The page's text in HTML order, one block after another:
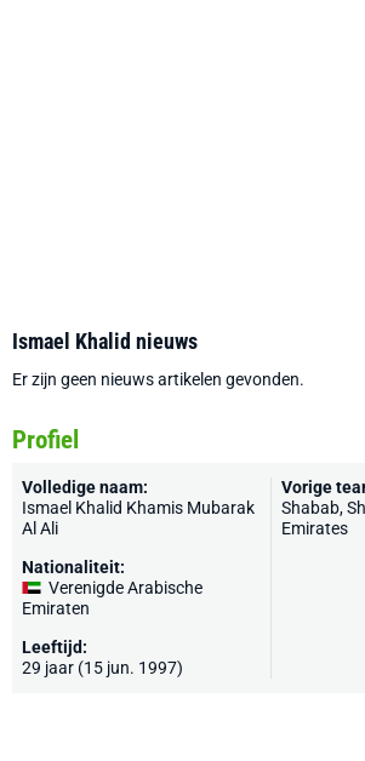
Ismael Khalid nieuws
Er zijn geen nieuws artikelen gevonden.
Profiel
Volledige naam:
Ismael Khalid Khamis Mubarak
Al Ali
Nationaliteit:
Verenigde Arabische
Emiraten
Leeftijd:
29 jaar (15 jun. 1997)
Vorige
Shabab,
Emirates